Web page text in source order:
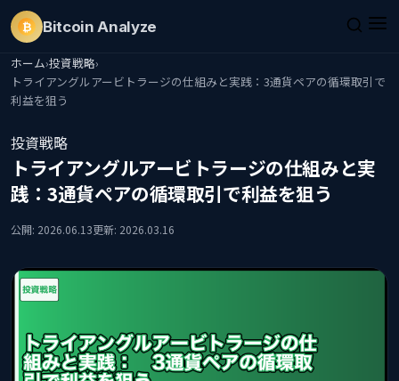
₿ Bitcoin Analyze
ホーム›投資戦略›
トライアングルアービトラージの仕組みと実践：3通貨ペアの循環取引で
利益を狙う
投資戦略
トライアングルアービトラージの仕組みと実
践：3通貨ペアの循環取引で利益を狙う
公開: 2026.06.13更新: 2026.03.16